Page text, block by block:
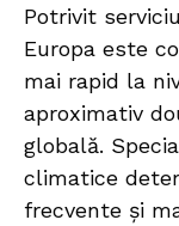
Potrivit
Europa este
mai rapid la
aproximativ
globală.
climatice
frecvente și